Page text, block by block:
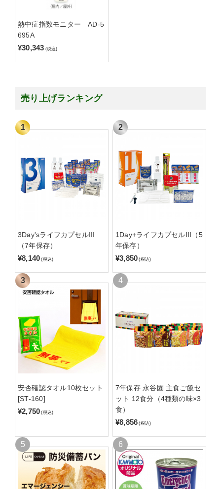
熱中症指数モニター AD-5
695A
¥30,343 (税込)
売り上げランキング
3Day'sライフカプセルIII
（7年保存）
¥8,140 (税込)
1Day+ライフカプセルIII（5
年保存）
¥3,850 (税込)
安否確認タオル10枚セット
[ST-160]
¥2,750 (税込)
7年保存 永谷園 主食ご飯セ
ット 12食分（4種類の味×3
食）
¥8,856 (税込)